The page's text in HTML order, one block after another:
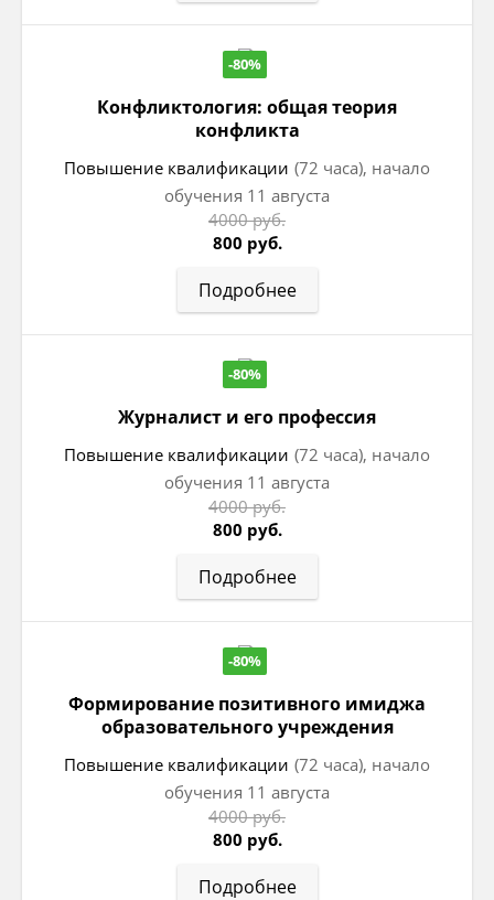
-80%
Конфликтология: общая теория
конфликта
Повышение квалификации (72 часа), начало
обучения 11 августа
4000 руб.
800 руб.
Подробнее
-80%
Журналист и его профессия
Повышение квалификации (72 часа), начало
обучения 11 августа
4000 руб.
800 руб.
Подробнее
-80%
Формирование позитивного имиджа
образовательного учреждения
Повышение квалификации (72 часа), начало
обучения 11 августа
4000 руб.
800 руб.
Подробнее